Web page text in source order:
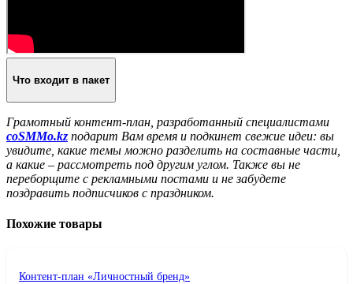
Что входит в пакет
Грамотный контент-план, разработанный специалистами
coSMMo.kz подарит Вам время и подкинет свежие идеи: вы
увидите, какие темы можно разделить на составные части,
а какие – рассмотреть под другим углом. Также вы не
переборщите с рекламными постами и не забудете
поздравить подписчиков с праздником.
Похожие товары
Контент-план «Личностный бренд»